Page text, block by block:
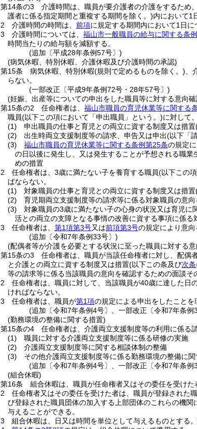
第14条の3
介護時間は、職員が要介護者の介護をするため
護者に係る指定期間と重複する期間を除く。)内において1
2
介護時間の時間は、 前項に規定する期間内において1日
3
介護時間については、 福山市一般職員の給与に関する条
時間当たりの給与額を減額する。
(追加〔平成28年条例57号〕)
(病気休暇、特別休暇、介護休暇及び介護時間の承認)
第15条
病気休暇、特別休暇(規則で定めるものを除く。)
らない。
(一部改正〔平成9年条例72号・28年57号〕)
(妊娠、出産等についての申出をした職員等に対する意向
第15条の2
任命権者は、 福山市職員の育児休業等に関する
職員(以下この項において「申出職員」という。)に対して
(1)
申出職員の仕事と育児との両立に資する制度又は措置
(2)
出生時両立支援制度等の請求、申告又は申出(以下「
(3)
福山市職員の育児休業等に関する条例第25条の規定
の日以後に発生し、又は発生することが予想される職
めの措置
2
任命権者は、3歳に満たない子を養育する職員(以下この
ばならない。
(1)
対象職員の仕事と育児との両立に資する制度又は措置
(2)
育児期両立支援制度等の請求等に係る対象職員の意
(3)
対象職員の3歳に満たない子の心身の状況又は育児
活との両立の支障となる事情の改善に資する事項に係
3
任命権者は、 第1項第3号又は前項第3号の規定により意
(追加〔令和7年条例33号〕)
(配偶者等が介護を必要とする状況に至った職員に対する
第15条の3
任命権者は、職員が当該任命権者に対し、配偶
と介護との両立に資する制度又は措置(以下この条及び次条
等の請求等に係る当該職員の意向を確認するための面談そ
2
任命権者は、職員に対して、当該職員が40歳に達した日
ければならない。
3
任命権者は、職員が第1項の規定による申出をしたことを
(追加〔令和7年条例4号〕、一部改正〔令和7年条例
(勤務環境の整備に関する措置)
第15条の4
任命権者は、介護両立支援制度等の利用に係る
(1)
職員に対する介護両立支援制度等に係る研修の実施
(2)
介護両立支援制度等に関する相談体制の整備
(3)
その他介護両立支援制度等に係る勤務環境の整備に
(追加〔令和7年条例4号〕、一部改正〔令和7年条例
(組合休暇)
第16条
組合休暇は、職員が任命権者又はその委任を受け
2
任命権者又はその委任を受けた者は、職員が登録された
び登録された職員団体の加入する上部団体のこれらの機
与えることができる。
3
組合休暇は、日又は時間を単位として与えるものとする。